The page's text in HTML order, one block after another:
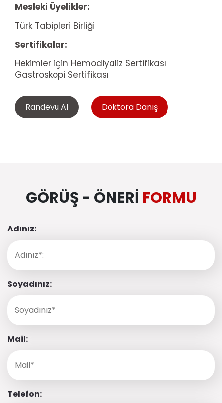
Mesleki Üyelikler:
Türk Tabipleri Birliği
Sertifikalar:
Hekimler için Hemodiyaliz Sertifikası
Gastroskopi Sertifikası
Randevu Al Doktora Danış
GÖRÜŞ - ÖNERI FORMU
Adınız:
Soyadınız:
Mail:
Telefon: